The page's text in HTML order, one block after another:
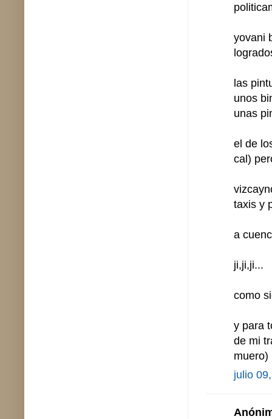
yovani
las
unos
unas
el de
cal)
taxis y
a
ji,ji,ji...
como
y para
de mi
muero)
julio